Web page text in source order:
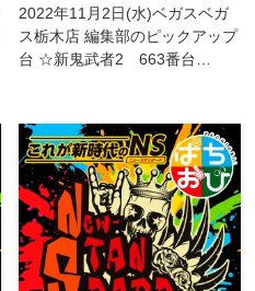
2022年11月2日(水)ベガスベガ
ス栃木店 編集部のピックアップ
台 ☆新鬼武者2 663番台
～ 674/675/676/677/678/6...